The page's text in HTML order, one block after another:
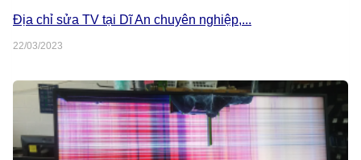
Địa chỉ sửa TV tại Dĩ An chuyên nghiệp,...
22/03/2023